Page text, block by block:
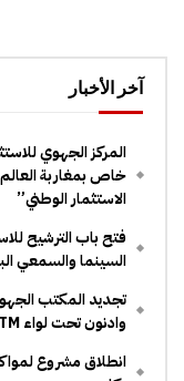
آخر الأخبار
المركز الجهوي
خاص بمغاربة
الاستثمار الوطني”
السينما والسمعي
تجديد المكتب
وادنون تحت لواء UGTM
انطلاق مشروع